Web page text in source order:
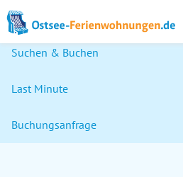
Suchen & Buchen
Last Minute
Buchungsanfrage